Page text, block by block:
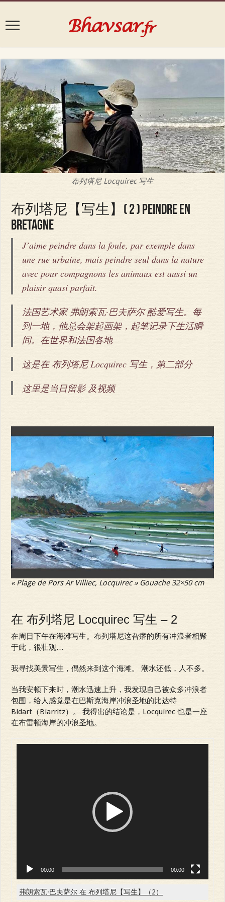
布列塔尼 Locquirec 写生
布列塔尼【写生】( 2 ) Peindre en
Bretagne
J’aime peindre dans la foule, par exemple dans
une rue urbaine, mais peindre seul dans la nature
avec pour compagnons les animaux est aussi un
plaisir quasi parfait.
法国艺术家 弗朗索瓦·巴夫萨尔 酷爱写生。每
到一地，他总会架起画架，起笔记录下生活瞬
间。在世界和法国各地
这是在 布列塔尼 Locquirec 写生，第二部分
这里是当日留影 及视频
« Plage de Pors Ar Villiec, Locquirec » Gouache 32×50 cm
在 布列塔尼 Locquirec 写生 – 2
在周日下午在海滩写生。布列塔尼这旮瘩的所有冲浪者相聚
于此，很壮观…
我寻找美景写生，偶然来到这个海滩。 潮水还低，人不多。
当我安顿下来时，潮水迅速上升，我发现自己被众多冲浪者
包围，给人感觉是在巴斯克海岸冲浪圣地的比达特
Bidart（Biarritz）。 我得出的结论是，Locquirec 也是一座
在布雷顿海岸的冲浪圣地。
00:00 00:00
弗朗索瓦·巴夫萨尔 在 布列塔尼【写生】（2）